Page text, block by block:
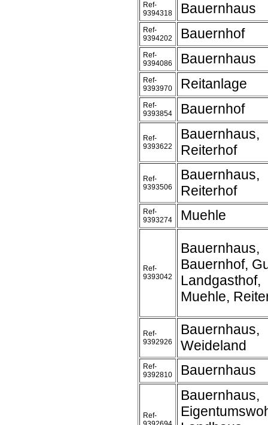
Ref-
9394318
Bauernhaus
Ref-
9394202
Bauernhof
Ref-
9394086
Bauernhaus
Ref-
9393970
Reitanlage
Ref-
9393854
Bauernhof
Ref-
9393622
Bauernhaus,
Reiterhof
Ref-
9393506
Bauernhaus,
Reiterhof
Ref-
9393274
Muehle
Ref-
9393042
Bauernhaus,
Bauernhof,
Landgasthof,
Muehle,
Ref-
9392926
Bauernhaus,
Weideland
Ref-
9392810
Bauernhaus
Ref-
Bauernhaus,